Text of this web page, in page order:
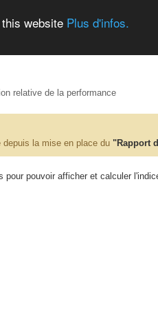
website Plus d'infos.
relative de la performance
la mise en place du "Rapport
pour pouvoir afficher et calculer